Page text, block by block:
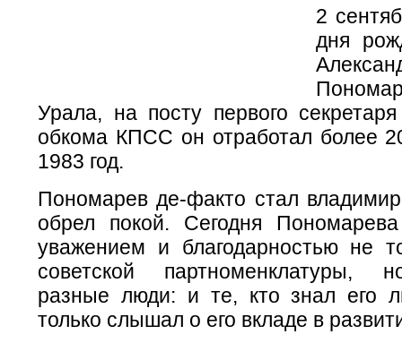
2
дня
Урала, на посту первого
обкома КПСС он отработал более
1983 год.
Пономарев де-факто стал
обрел покой. Сегодня
уважением и благодарностью не
советской партноменклатуры,
разные люди: и те, кто знал его
только слышал о его вкладе в